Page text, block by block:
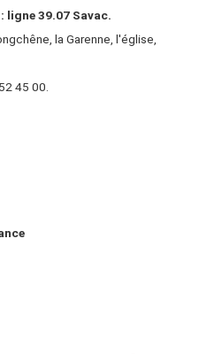
ligne 39.07 Savac.
la Garenne, l'église,
45 00.